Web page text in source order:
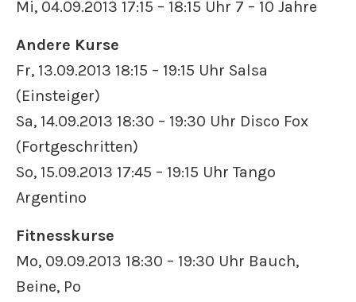
Mi, 04.09.2013 17:15 – 18:15 Uhr 7 – 10 Jahre
Andere Kurse
Fr, 13.09.2013 18:15 – 19:15 Uhr Salsa
(Einsteiger)
Sa, 14.09.2013 18:30 – 19:30 Uhr Disco Fox
(Fortgeschritten)
So, 15.09.2013 17:45 – 19:15 Uhr Tango
Argentino
Fitnesskurse
Mo, 09.09.2013 18:30 – 19:30 Uhr Bauch,
Beine, Po